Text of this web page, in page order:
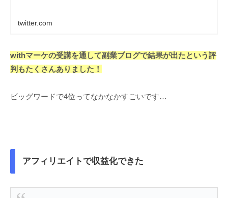
twitter.com
withマーケの受講を通して副業ブログで結果が出たという評
判もたくさんありました！
ビッグワードで4位ってなかなかすごいです…
アフィリエイトで収益化できた